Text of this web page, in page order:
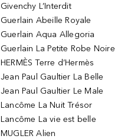
Givenchy L’Interdit
Guerlain Abeille Royale
Guerlain Aqua Allegoria
Guerlain La Petite Robe Noire
HERMÈS Terre d’Hermès
Jean Paul Gaultier La Belle
Jean Paul Gaultier Le Male
Lancôme La Nuit Trésor
Lancôme La vie est belle
MUGLER Alien